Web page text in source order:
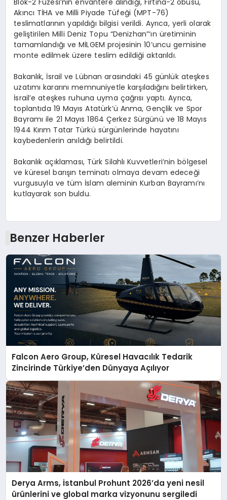
Akıncı TİHA ve Milli Piyade Tüfeği (MPT-76)
teslimatlarının yapıldığı bilgisi verildi. Ayrıca, yerli olarak
geliştirilen Milli Deniz Topu “Denizhan”‘ın üretiminin
tamamlandığı ve MİLGEM projesinin 10’uncu gemisine
monte edilmek üzere teslim edildiği aktarıldı.
Bakanlık, İsrail ve Lübnan arasındaki 45 günlük ateşkes
uzatımı kararını memnuniyetle karşıladığını belirtirken,
İsrail’e ateşkes ruhuna uyma çağrısı yaptı. Ayrıca,
toplantıda 19 Mayıs Atatürk’ü Anma, Gençlik ve Spor
Bayramı ile 21 Mayıs 1864 Çerkez Sürgünü ve 18 Mayıs
1944 Kırım Tatar Türkü sürgünlerinde hayatını
kaybedenlerin anıldığı belirtildi.
Bakanlık açıklaması, Türk Silahlı Kuvvetleri’nin bölgesel
ve küresel barışın teminatı olmaya devam edeceği
vurgusuyla ve tüm İslam aleminin Kurban Bayramı’nı
kutlayarak son buldu.
Benzer Haberler
Falcon Aero Group, Küresel Havacılık Tedarik
Zincirinde Türkiye’den Dünyaya Açılıyor
Derya Arms, İstanbul Prohunt 2026’da yeni nesil
ürünlerini ve global marka vizyonunu sergiledi